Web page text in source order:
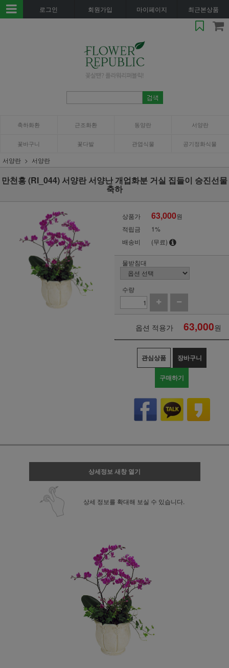
로그인 회원가입 마이페이지 최근본상품
축하화환 근조화환 동양란 서양란
꽃바구니 꽃다발 관엽식물 공기정화식물
서양란 서양란
만천홍 (RI_044) 서양란 서양난 개업화분 거실 집들이 승진선물
축하
상품가 63,000원
적립금
1%
배송비
(무료)
물받침대
수량
옵션 적용가 63,000원
관심상품 장바구니
구매하기
상세정보 새창 열기
상세 정보를 확대해 보실 수 있습니다.